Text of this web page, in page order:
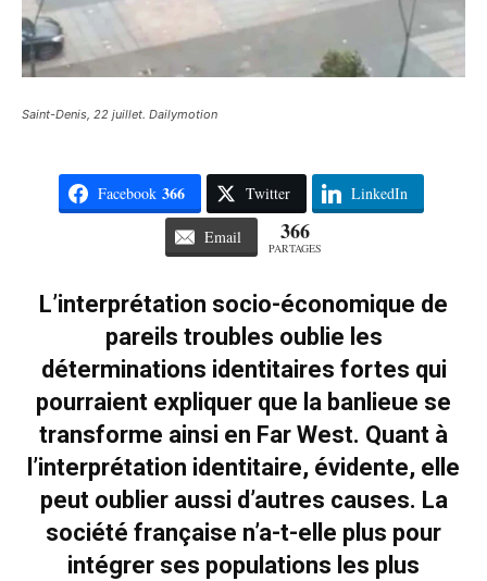
Saint-Denis, 22 juillet. Dailymotion
Facebook 366 Twitter LinkedIn
Email 366
PARTAGES
L’interprétation socio-économique de
pareils troubles oublie les
déterminations identitaires fortes qui
pourraient expliquer que la banlieue se
transforme ainsi en Far West. Quant à
l’interprétation identitaire, évidente, elle
peut oublier aussi d’autres causes. La
société française n’a-t-elle plus pour
intégrer ses populations les plus